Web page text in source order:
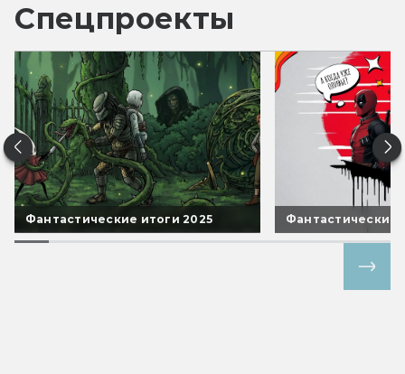
Спецпроекты
Фантастические итоги 2025 Фантастические